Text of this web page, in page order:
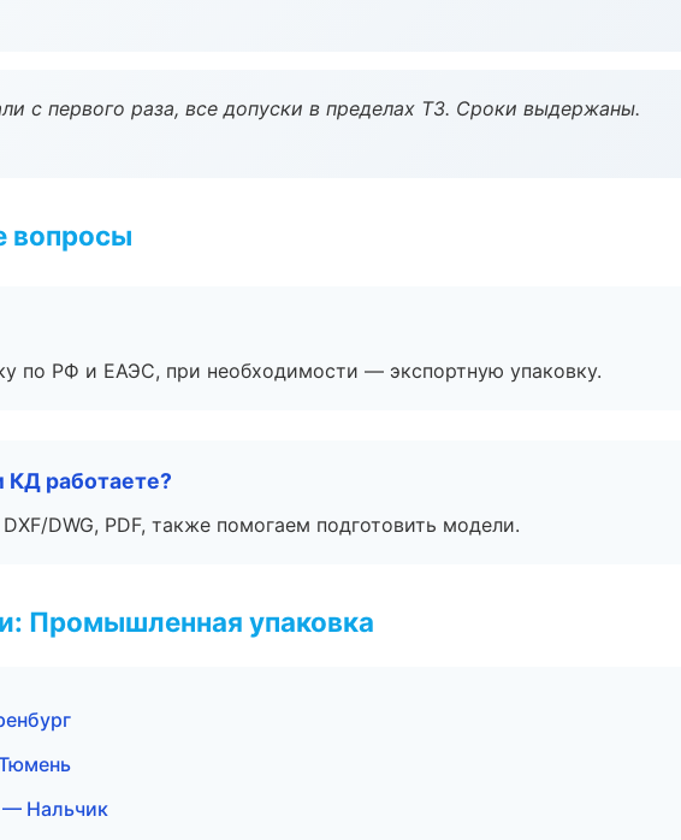
с первого раза, все допуски в пределах ТЗ. Сроки выдержаны.
вопросы
по РФ и ЕАЭС, при необходимости — экспортную упаковку.
работаете?
DWG, PDF, также помогаем подготовить модели.
Промышленная упаковка
— Нальчик